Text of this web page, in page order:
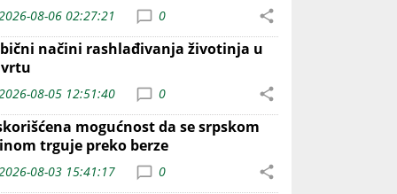
08-06 02:27:21 0
načini rashlađivanja životinja u
vrtu
08-05 12:51:40 0
mogućnost da se srpskom
trguje preko berze
08-03 15:41:17 0